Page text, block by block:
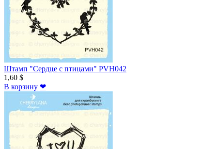
Штамп "Сердце с птицами" PVH042
1,60 $
В корзину ❤